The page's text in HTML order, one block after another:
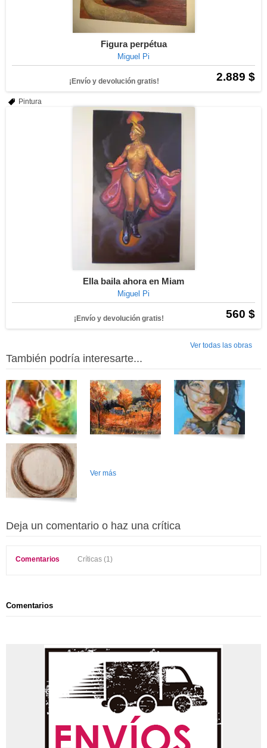
Figura perpétua
Miguel Pi
2.889 $
¡Envío y devolución gratis!
Pintura
Ella baila ahora en Miam
Miguel Pi
560 $
¡Envío y devolución gratis!
Ver todas las obras
También podría interesarte...
Ver más
Deja un comentario o haz una crítica
Comentarios Críticas (1)
Comentarios